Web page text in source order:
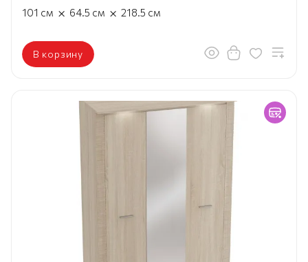
101 см × 64.5 см × 218.5 см
В корзину